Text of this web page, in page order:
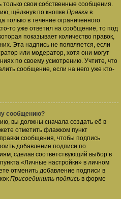
свои собственные сообщения.
щёлкнув по кнопке Правка в
только в течение ограниченного
то уже ответил на сообщение, то под
показывает количество правок,
Эта надпись не появляется, если
или модератор, хотя они могут
по своему усмотрению. Учтите, что
сообщение, если на него уже кто-
сообщению?
вы должны сначала создать её в
отметить флажком пункт
сообщения, чтобы подпись
добавление подписи по
сделав соответствующий выбор в
«Личные настройки» в личном
отменить добавление подписи в
Присоединить подпись в форме